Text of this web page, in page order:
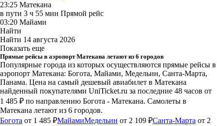
23:25 Матекана
в пути 3 ч 55 мин Прямой рейс
03:20 Майами
Найти
Найти 14 августа 2026
Показать еще
Прямые рейсы в аэропорт Матекана летают из 6 городов
Популярные города из которых осуществляются прямые рейсы в
аэропорт Матекана: Богота, Майами, Медельин, Санта-Марта,
Панама. Цена на самый дешевый авиабилет в Матекана
найденный покупателями UniTicket.ru за последние 48 часов от
1 485 ₽ по направлению Богота - Матекана. Самолеты в
Матекана летают из 6 городов.
Богота от 1 485 ₽МайамиМедельин от 2 109 ₽Санта-Марта от 2